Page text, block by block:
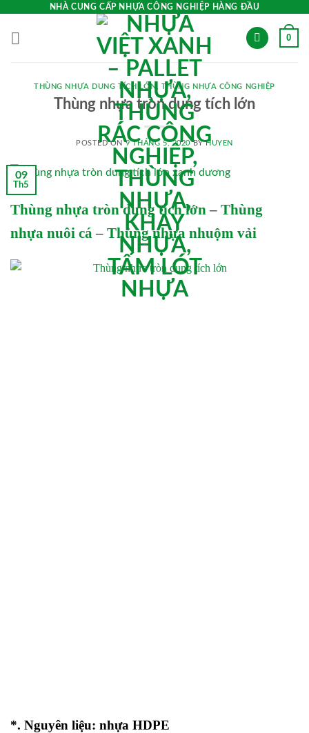
content
NHÀ CUNG CẤP NHỰA CÔNG NGHIỆP HÀNG ĐẦU
0
THÙNG NHỰA DUNG TÍCH LỚN THÙNG NHỰA CÔNG NGHIỆP
Thùng nhựa tròn dung tích lớn
POSTED ON9 THÁNG 5, 2020BYHUYEN
09
Th5
Thùng nhựa tròn dung tích lớn– Thùng
nhựa nuôi cá– Thùng nhựa nhuộm vải
*. Nguyên liệu: nhựa HDPE